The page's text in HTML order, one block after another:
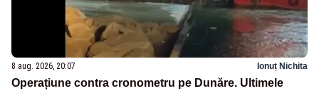
8 aug. 2026, 20:07 Ionuț Nichita
Operațiune contra cronometru pe Dunăre. Ultimele